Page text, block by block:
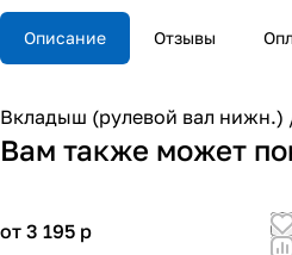
Описание Отзывы
Вкладыш (рулевой вал нижн.)
Вам также может
от 3 195 p